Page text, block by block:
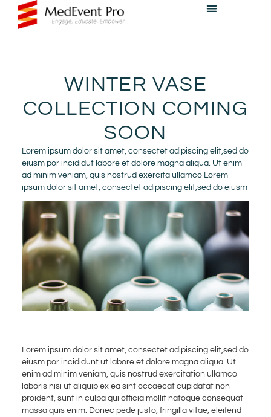
WINTER VASE
COLLECTION COMING
SOON
Lorem ipsum dolor sit amet, consectet adipiscing elit,sed do
eiusm por incididut labore et dolore magna aliqua. Ut enim
ad minim veniam, quis nostrud exercita ullamco Lorem
ipsum dolor sit amet, consectet adipiscing elit,sed do eiusm
Lorem ipsum dolor sit amet, consectet adipiscing elit,sed do
eiusm por incididunt ut labore et dolore magna aliqua. Ut
enim ad minim veniam, quis nostrud exercitation ullamco
laboris nisi ut aliquip ex ea sint occaecat cupidatat non
proident, sunt in culpa qui officia mollit natoque consequat
massa quis enim. Donec pede justo, fringilla vitae, eleifend